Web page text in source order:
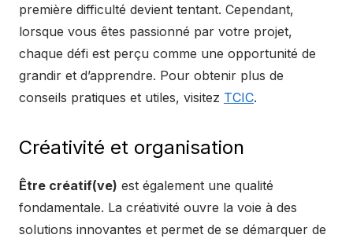
première difficulté devient tentant. Cependant,
lorsque vous êtes passionné par votre projet,
chaque défi est perçu comme une opportunité de
grandir et d’apprendre. Pour obtenir plus de
conseils pratiques et utiles, visitez TCIC.
Créativité et organisation
Être créatif(ve) est également une qualité
fondamentale. La créativité ouvre la voie à des
solutions innovantes et permet de se démarquer de